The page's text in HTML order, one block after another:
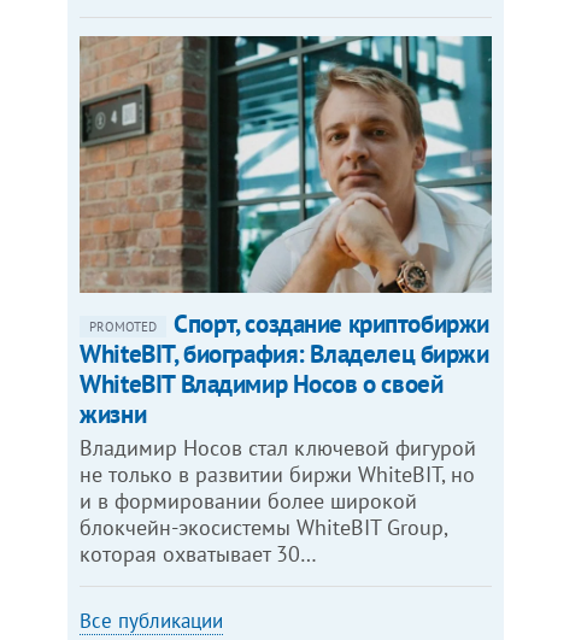
PROMOTED
Спорт, создание криптобиржи
WhiteBIT, биография: Владелец биржи
WhiteBIT Владимир Носов о своей
жизни
Владимир Носов стал ключевой фигурой
не только в развитии биржи WhiteBIT, но
и в формировании более широкой
блокчейн-экосистемы WhiteBIT Group,
которая охватывает 30…
Все публикации